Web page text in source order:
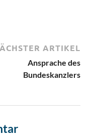
ARTIKEL
Ansprache des
Bundeskanzlers